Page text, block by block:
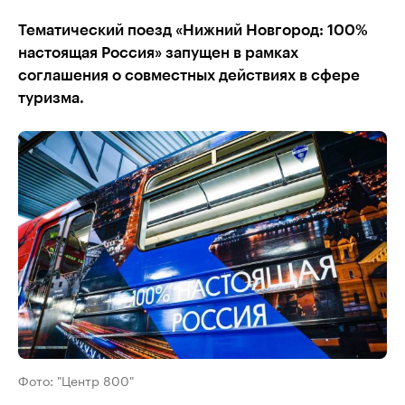
Тематический поезд «Нижний Новгород: 100%
настоящая Россия» запущен в рамках
соглашения о совместных действиях в сфере
туризма.
Фото: "Центр 800"